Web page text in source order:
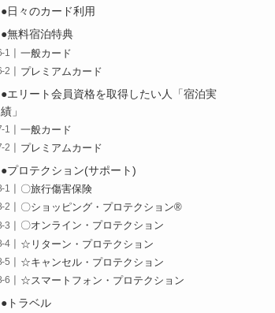
●日々のカード利用
●無料宿泊特典
一般カード
プレミアムカード
●エリート会員資格を取得したい人「宿泊実
績」
一般カード
プレミアムカード
●プロテクション(サポート)
〇旅行傷害保険
〇ショッピング・プロテクション®
〇オンライン・プロテクション
☆リターン・プロテクション
☆キャンセル・プロテクション
☆スマートフォン・プロテクション
●トラベル